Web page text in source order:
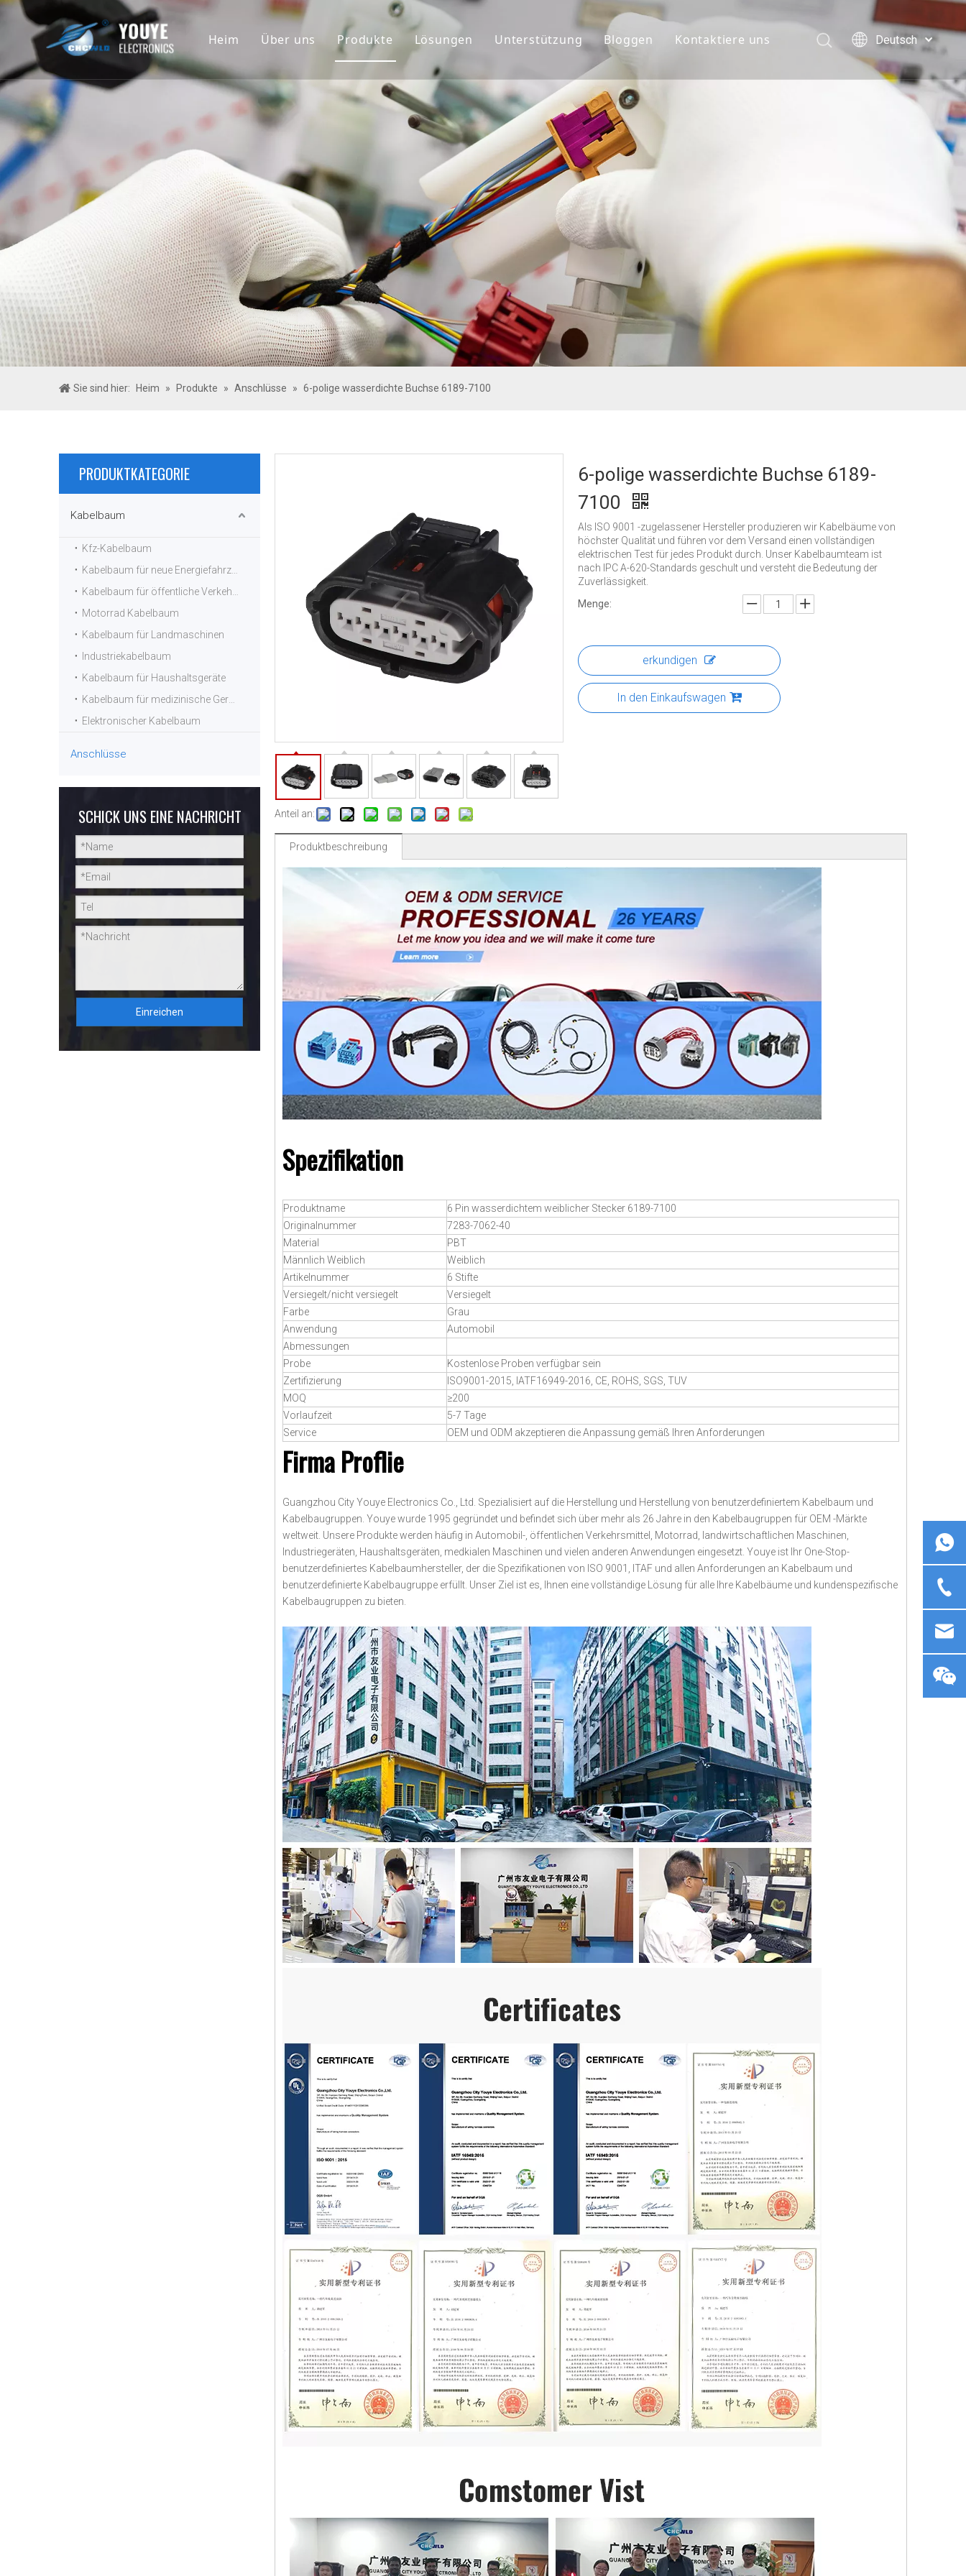
Heim Über uns
Geschichte&Teams
Produkte
Anschlüsse
Lösungen Unterstützung
Benutzerdefiniert
Globaler Markt
FAQ&Download
Bloggen Kontaktiere uns
Deutsch
English
简体中文
العربية
한국어
Türk dili
Sie sind hier: Heim » Produkte » Anschlüsse » 6-polige wasserdichte Buchse 6189-7100
PRODUKTKATEGORIE
Kabelbaum
Kfz-Kabelbaum
Motorrad Kabelbaum
Kabelbaum für Landmaschinen
Industriekabelbaum
Kabelbaum für Haushaltsgeräte
Elektronischer Kabelbaum
Anschlüsse
SCHICK UNS EINE NACHRICHT
Einreichen
Anteil an:
6-polige wasserdichte Buchse 6189-
7100
Als ISO 9001 -zugelassener Hersteller produzieren wir Kabelbäume von
höchster Qualität und führen vor dem Versand einen vollständigen
elektrischen Test für jedes Produkt durch. Unser Kabelbaumteam ist
nach IPC A-620-Standards geschult und versteht die Bedeutung der
Zuverlässigkeit.
Menge:
erkundigen
In den Einkaufswagen
Produktbeschreibung
Spezifikation
Produktname
6 Pin wasserdichtem weiblicher Stecker 6189-7100
Originalnummer
7283-7062-40
Material
PBT
Männlich Weiblich
Weiblich
Artikelnummer
6 Stifte
Versiegelt/nicht versiegelt
Versiegelt
Farbe
Grau
Anwendung
Automobil
Abmessungen
Probe
Kostenlose Proben verfügbar sein
Zertifizierung
ISO9001-2015, IATF16949-2016, CE, ROHS, SGS, TUV
MOQ
≥200
Vorlaufzeit
5-7 Tage
Service
OEM und ODM akzeptieren die Anpassung gemäß Ihren Anforderungen
Firma Proflie
Guangzhou City Youye Electronics Co., Ltd. Spezialisiert auf die Herstellung und Herstellung von benutzerdefiniertem Kabelbaum und
Kabelbaugruppen. Youye wurde 1995 gegründet und befindet sich über mehr als 26 Jahre in den Kabelbaugruppen für OEM -Märkte
weltweit. Unsere Produkte werden häufig in Automobil-, öffentlichen Verkehrsmittel, Motorrad, landwirtschaftlichen Maschinen,
Industriegeräten, Haushaltsgeräten, medkialen Maschinen und vielen anderen Anwendungen eingesetzt. Youye ist Ihr One-Stop-
benutzerdefiniertes Kabelbaumhersteller, der die Spezifikationen von ISO 9001, ITAF und allen Anforderungen an Kabelbaum und
benutzerdefinierte Kabelbaugruppe erfüllt. Unser Ziel ist es, Ihnen eine vollständige Lösung für alle Ihre Kabelbäume und kundenspezifische
Kabelbaugruppen zu bieten.